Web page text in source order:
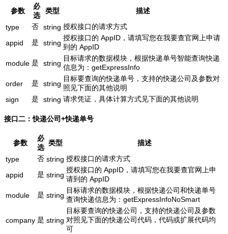
参数
必
选
类型
描述
type
否 string 授权接口的请求方式
appid
是 string
授权接口的 AppID，请填写您在我要查官网上申请
到的 AppID
module 是 string
目标请求的数据模块，根据快递单号智能查询快递
信息为：getExpressInfo
order
是 string
目标要查询的快递单号，支持的快递公司及参数对
照见下面的其他说明
sign
是 string 请求凭证，具体计算方式见下面的其他说明
接口二：快递公司+快递单号
参数
必
选
类型
描述
type
否 string 授权接口的请求方式
appid
是 string
授权接口的 AppID，请填写您在我要查官网上申
请到的 AppID
module
是 string
目标请求的数据模块，根据快递公司和快递单号
查询快递信息为：getExpressInfoNoSmart
company 是 string
目标要查询的快递公司，支持的快递公司及参数
对照见下面的快递公司代码，代码或扩展代码均
可